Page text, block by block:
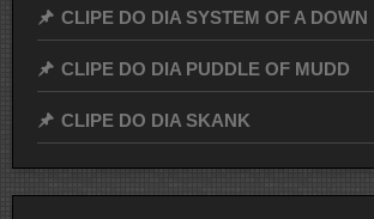
CLIPE DO DIA SYSTEM OF A DOWN
CLIPE DO DIA PUDDLE OF MUDD
CLIPE DO DIA SKANK